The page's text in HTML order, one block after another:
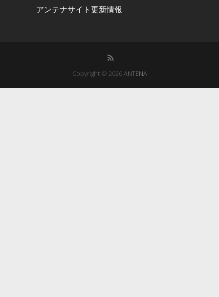
アンテナサイト更新情報
Copyright © 2026ANTENA